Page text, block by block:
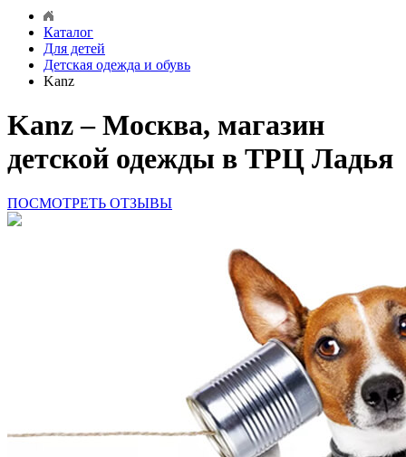
Каталог
Для детей
Детская одежда и обувь
Kanz
Kanz – Москва, магазин
детской одежды в ТРЦ Ладья
ПОСМОТРЕТЬ ОТЗЫВЫ